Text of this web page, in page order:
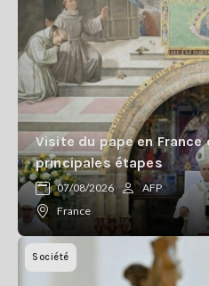
Visite du pape en
principales étapes
07/08/2026
AFP
France
Société